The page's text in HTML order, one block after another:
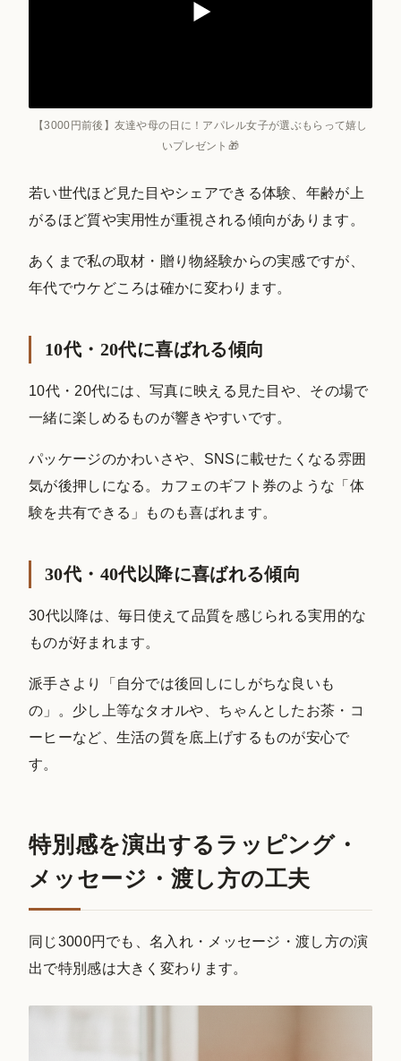
【3000円前後】友達や母の日に！アパレル女子が選ぶもらって嬉し
いプレゼント🎁
若い世代ほど見た目やシェアできる体験、年齢が上
がるほど質や実用性が重視される傾向があります。
あくまで私の取材・贈り物経験からの実感ですが、
年代でウケどころは確かに変わります。
10代・20代に喜ばれる傾向
10代・20代には、写真に映える見た目や、その場で
一緒に楽しめるものが響きやすいです。
パッケージのかわいさや、SNSに載せたくなる雰囲
気が後押しになる。カフェのギフト券のような「体
験を共有できる」ものも喜ばれます。
30代・40代以降に喜ばれる傾向
30代以降は、毎日使えて品質を感じられる実用的な
ものが好まれます。
派手さより「自分では後回しにしがちな良いも
の」。少し上等なタオルや、ちゃんとしたお茶・コ
ーヒーなど、生活の質を底上げするものが安心で
す。
特別感を演出するラッピング・
メッセージ・渡し方の工夫
同じ3000円でも、名入れ・メッセージ・渡し方の演
出で特別感は大きく変わります。